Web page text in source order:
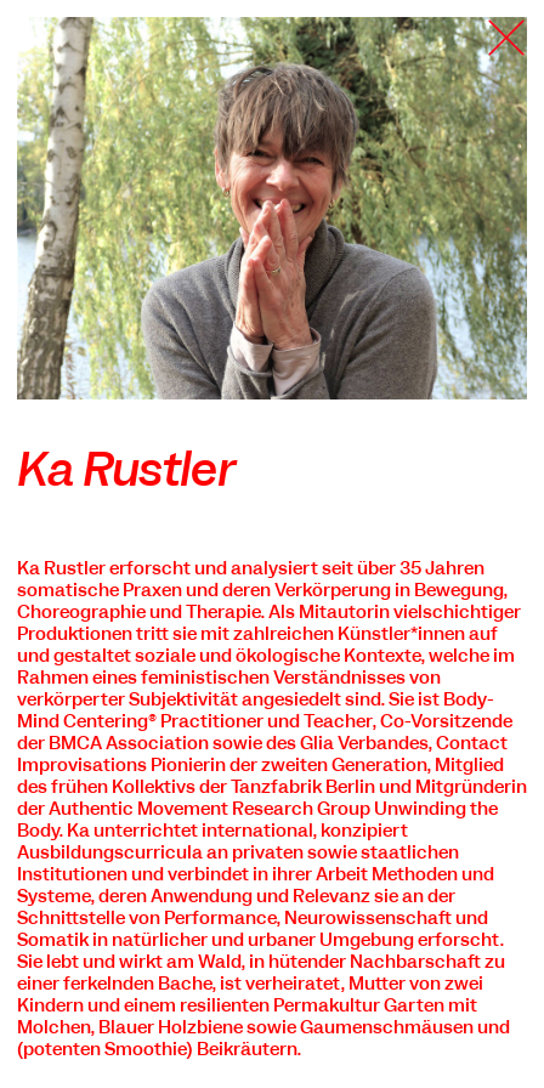
TANZFABRIK
BERLIN
Ka Rustler
Ka Rustler erforscht und analysiert seit über 35 Jahren
somatische Praxen und deren Verkörperung in Bewegung,
Choreographie und Therapie. Als Mitautorin vielschichtiger
Produktionen tritt sie mit zahlreichen Künstler*innen auf
und gestaltet soziale und ökologische Kontexte, welche im
Rahmen eines feministischen Verständnisses von
verkörperter Subjektivität angesiedelt sind. Sie ist Body-
Mind Centering® Practitioner und Teacher, Co-Vorsitzende
der BMCA Association sowie des Glia Verbandes, Contact
Improvisations Pionierin der zweiten Generation, Mitglied
des frühen Kollektivs der Tanzfabrik Berlin und Mitgründerin
der Authentic Movement Research Group Unwinding the
Body. Ka unterrichtet international, konzipiert
Ausbildungscurricula an privaten sowie staatlichen
Institutionen und verbindet in ihrer Arbeit Methoden und
Systeme, deren Anwendung und Relevanz sie an der
Schnittstelle von Performance, Neurowissenschaft und
Somatik in natürlicher und urbaner Umgebung erforscht.
Sie lebt und wirkt am Wald, in hütender Nachbarschaft zu
einer ferkelnden Bache, ist verheiratet, Mutter von zwei
Kindern und einem resilienten Permakultur Garten mit
Molchen, Blauer Holzbiene sowie Gaumenschmäusen und
(potenten Smoothie) Beikräutern.